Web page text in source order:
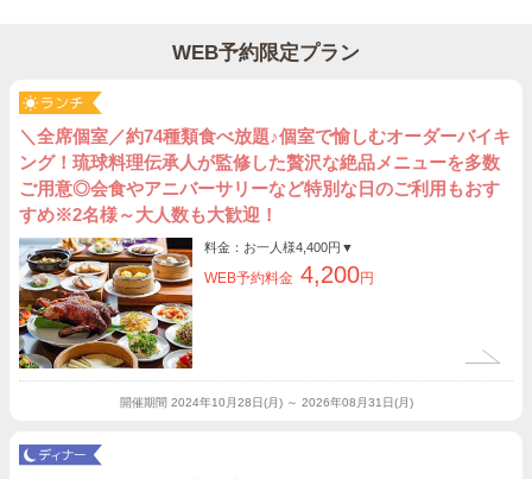
WEB予約限定プラン
＼全席個室／約74種類食べ放題♪個室で愉しむオーダーバイキ
ング！琉球料理伝承人が監修した贅沢な絶品メニューを多数
ご用意◎会食やアニバーサリーなど特別な日のご利用もおす
すめ※2名様～大人数も大歓迎！
料金：お一人様4,400円 ▼
WEB予約料金 4,200円
開催期間 2024年10月28日(月) ～ 2026年08月31日(月)